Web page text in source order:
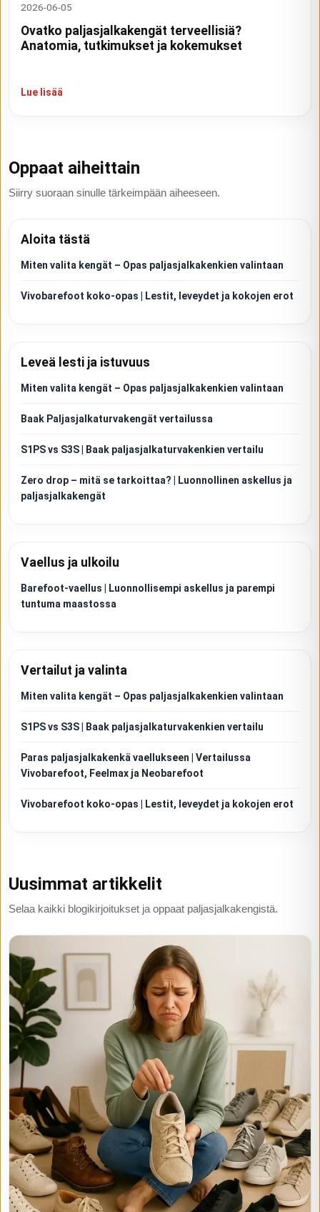
2026-06-05
Ovatko paljasjalkakengät terveellisiä?
Anatomia, tutkimukset ja kokemukset
Lue lisää
Oppaat aiheittain
Siirry suoraan sinulle tärkeimpään aiheeseen.
Aloita tästä
Miten valita kengät – Opas paljasjalkakenkien valintaan
Vivobarefoot koko-opas | Lestit, leveydet ja kokojen erot
Leveä lesti ja istuvuus
Miten valita kengät – Opas paljasjalkakenkien valintaan
Baak Paljasjalkaturvakengät vertailussa
S1PS vs S3S | Baak paljasjalkaturvakenkien vertailu
Zero drop – mitä se tarkoittaa? | Luonnollinen askellus ja
paljasjalkakengät
Vaellus ja ulkoilu
Barefoot-vaellus | Luonnollisempi askellus ja parempi
tuntuma maastossa
Vertailut ja valinta
Miten valita kengät – Opas paljasjalkakenkien valintaan
S1PS vs S3S | Baak paljasjalkaturvakenkien vertailu
Paras paljasjalkakenkä vaellukseen | Vertailussa
Vivobarefoot, Feelmax ja Neobarefoot
Vivobarefoot koko-opas | Lestit, leveydet ja kokojen erot
Uusimmat artikkelit
Selaa kaikki blogikirjoitukset ja oppaat paljasjalkakengistä.